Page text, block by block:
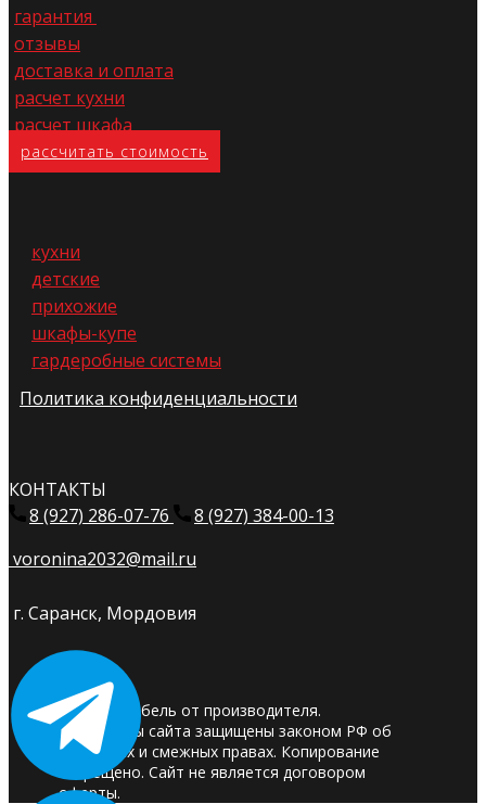
гарантия
отзывы
доставка и оплата
расчет кухни
расчет шкафа
расс​читать стоимость
кухни
детские
прихожие
шкафы-купе
гардеробные системы
Политика конфиденциальности
КОНТАКТЫ
8 (927) 286-07-76
8 (927) 384-00-13
voronina2032@mail.ru
г. Саранск, Мордовия
© 2025. Мебель от производителя.
Материалы сайта защищены законом РФ об
авторских и смежных правах. Копирование
запрещено. Сайт не является договором
оферты.